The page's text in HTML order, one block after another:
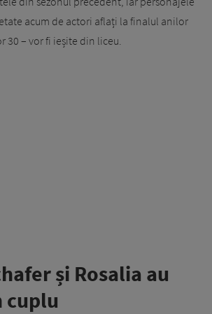
acum de actori aflați la finalul anilor
30 – vor fi ieșite din liceu.
și Rosalia au
cuplu